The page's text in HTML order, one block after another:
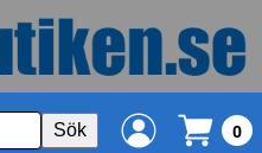
Sök 0